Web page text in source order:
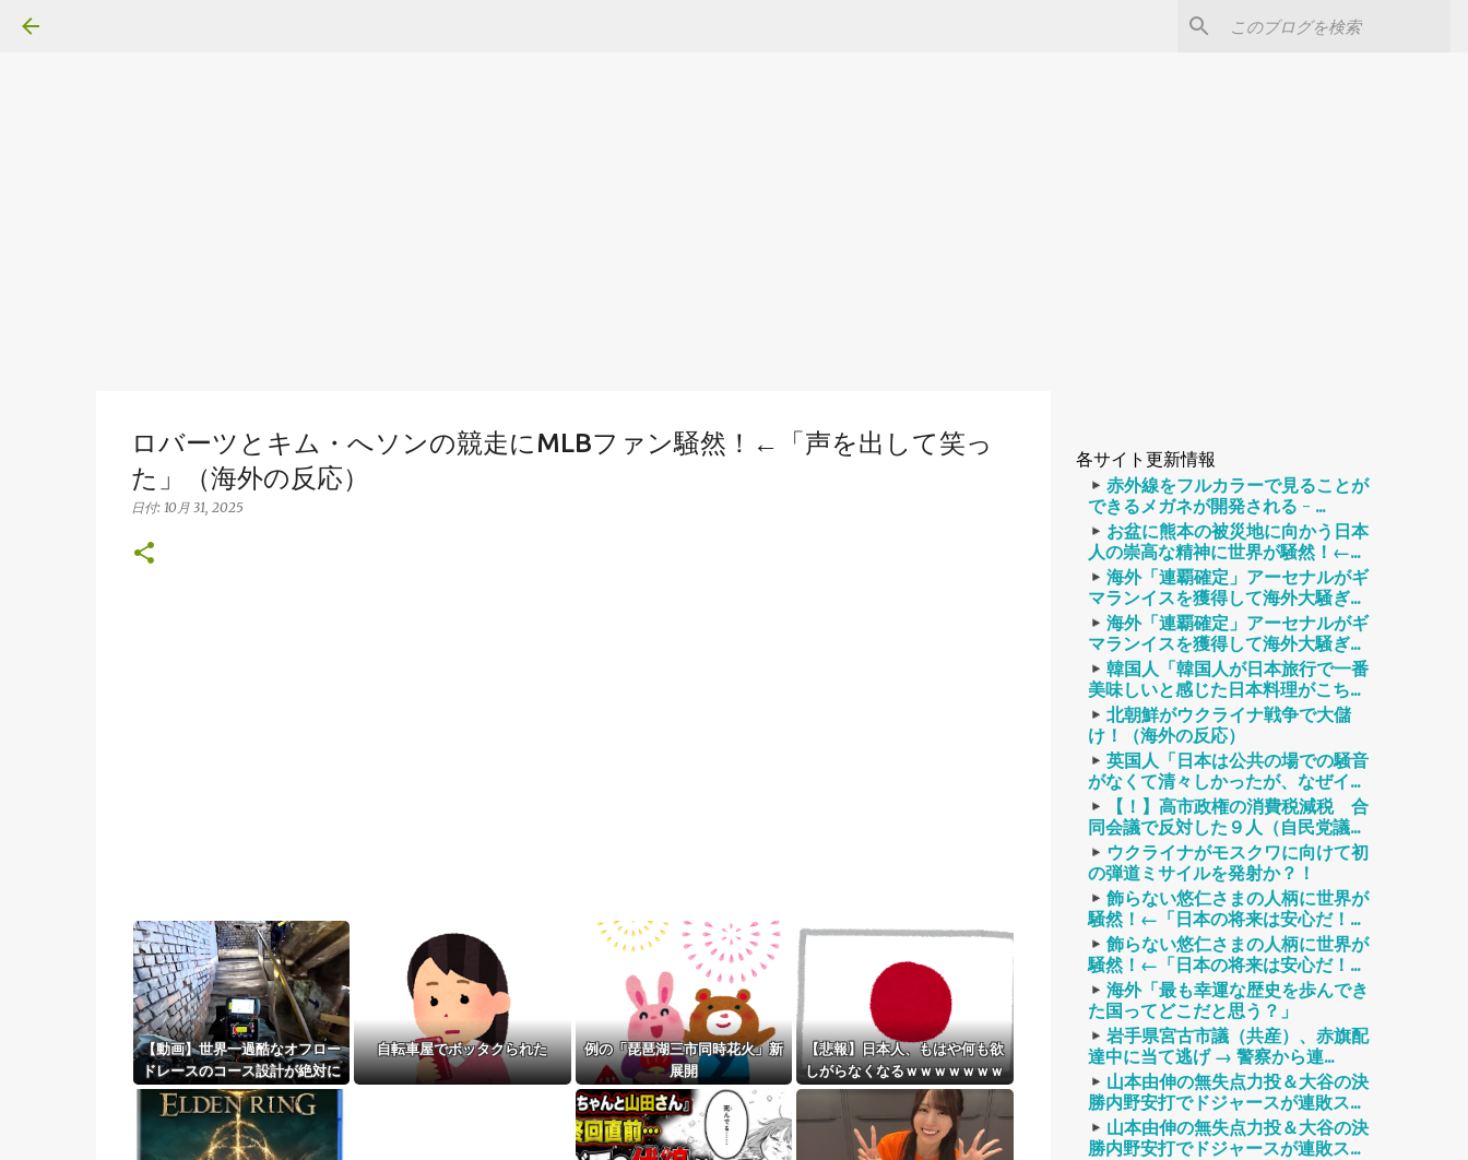
ロバーツとキム・へソンの競走にMLBファン騒然！←「声を出して笑っ
た」（海外の反応）
日付: 10月 31, 2025
【動画】世界一過酷なオフロー
ドレースのコース設計が絶対に
おかしい（笑）
自転車屋でボッタクられた
例の「琵琶湖三市同時花火」新
展開
【悲報】日本人、もはや何も欲
しがらなくなるｗｗｗｗｗｗｗ
ｗｗｗｗｗｗｗｗｗｗｗｗｗｗ
ｗｗｗ
各サイト更新情報
赤外線をフルカラーで見ることが
できるメガネが開発される - ...
お盆に熊本の被災地に向かう日本
人の崇高な精神に世界が騒然！←...
海外「連覇確定」アーセナルがギ
マランイスを獲得して海外大騒ぎ...
海外「連覇確定」アーセナルがギ
マランイスを獲得して海外大騒ぎ...
韓国人「韓国人が日本旅行で一番
美味しいと感じた日本料理がこち...
北朝鮮がウクライナ戦争で大儲
け！（海外の反応）
英国人「日本は公共の場での騒音
がなくて清々しかったが、なぜイ...
【！】高市政権の消費税減税 合
同会議で反対した９人（自民党議...
ウクライナがモスクワに向けて初
の弾道ミサイルを発射か？！
飾らない悠仁さまの人柄に世界が
騒然！←「日本の将来は安心だ！...
飾らない悠仁さまの人柄に世界が
騒然！←「日本の将来は安心だ！...
海外「最も幸運な歴史を歩んでき
た国ってどこだと思う？」
岩手県宮古市議（共産）、赤旗配
達中に当て逃げ → 警察から連...
山本由伸の無失点力投＆大谷の決
勝内野安打でドジャースが連敗ス...
山本由伸の無失点力投＆大谷の決
勝内野安打でドジャースが連敗ス...